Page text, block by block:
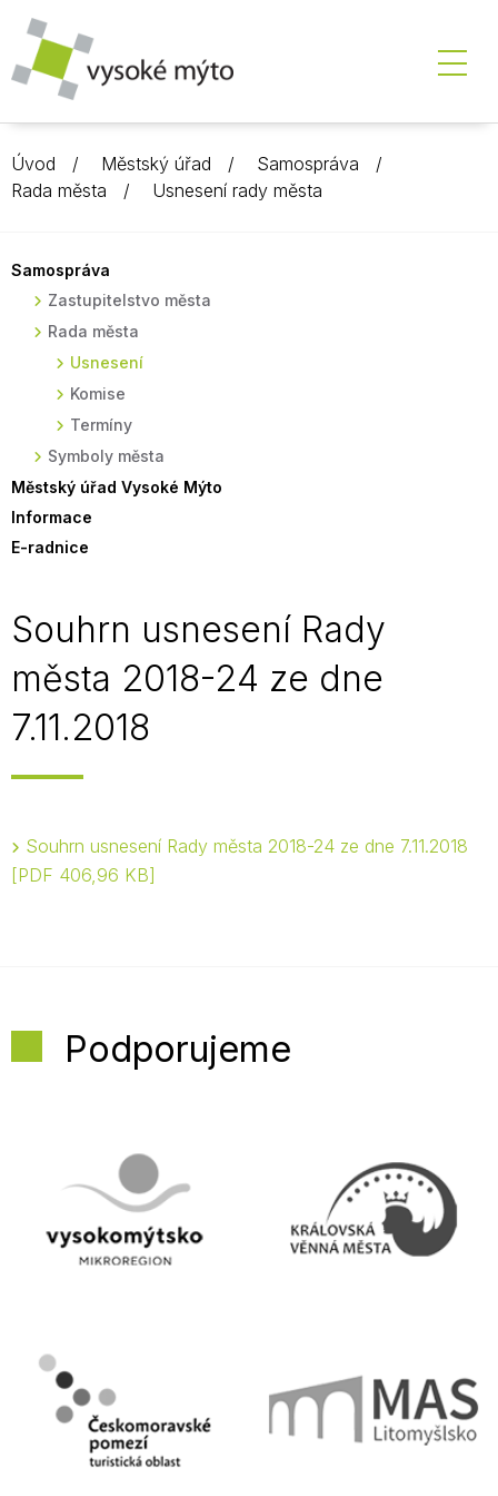
Úvod Městský úřad
Samospráva
Rada města
Usnesení rady města
Samospráva
Zastupitelstvo města
Rada města
Usnesení
Komise
Termíny
Symboly města
Městský úřad Vysoké Mýto
Informace
E-radnice
Souhrn usnesení Rady
města 2018-24 ze dne
7.11.2018
Souhrn usnesení Rady města 2018-24 ze dne 7.11.2018
PDF 406,96 KB
Podporujeme